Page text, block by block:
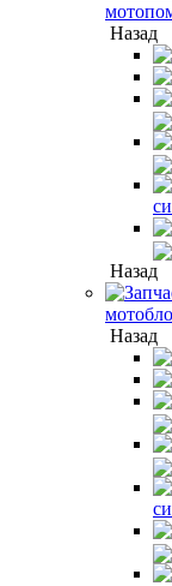
Назад
Назад
Назад